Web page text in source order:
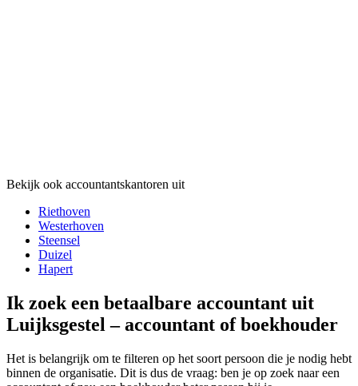
Bekijk ook accountantskantoren uit
Riethoven
Westerhoven
Steensel
Duizel
Hapert
Ik zoek een betaalbare accountant uit
Luijksgestel – accountant of boekhouder
Het is belangrijk om te filteren op het soort persoon die je nodig hebt
binnen de organisatie. Dit is dus de vraag: ben je op zoek naar een